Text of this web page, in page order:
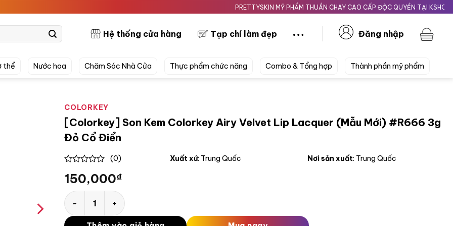
PRETTYSKIN MỸ PHẨM THUẦN CHAY CAO CẤP ĐỘC QUYỀN TẠI
Hệ thống cửa hàng Tạp chí làm đẹp Đăng nhập
thể Nước hoa Chăm Sóc Nhà Cửa Thực phẩm chức năng Combo & Tổng hợp Thành phần mỹ phẩm
COLORKEY
[Colorkey] Son Kem Colorkey Airy Velvet Lip Lacquer (Mẫu Mới) #R666 3g
Đỏ Cổ Điển
out
5
(0) Xuất xứ: Trung Quốc Nơi sản xuất: Trung Quốc
150,000₫
[Colorkey] Son Kem Colorkey Airy Velvet Lip Lacquer (Mẫu Mới) #R666 3g Đỏ Cổ Điển số lượng